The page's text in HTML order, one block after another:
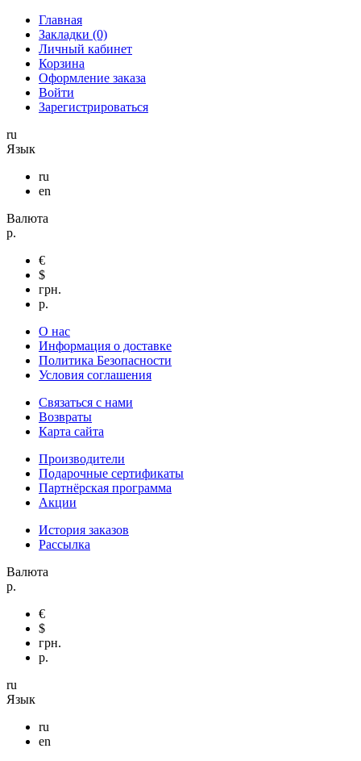
Главная
Закладки (0)
Личный кабинет
Корзина
Оформление заказа
Войти
Зарегистрироваться
ru
Язык
ru
en
Валюта
р.
€
$
грн.
р.
О нас
Информация о доставке
Политика Безопасности
Условия соглашения
Связаться с нами
Возвраты
Карта сайта
Производители
Подарочные сертификаты
Партнёрская программа
Акции
История заказов
Рассылка
Валюта
р.
€
$
грн.
р.
ru
Язык
ru
en